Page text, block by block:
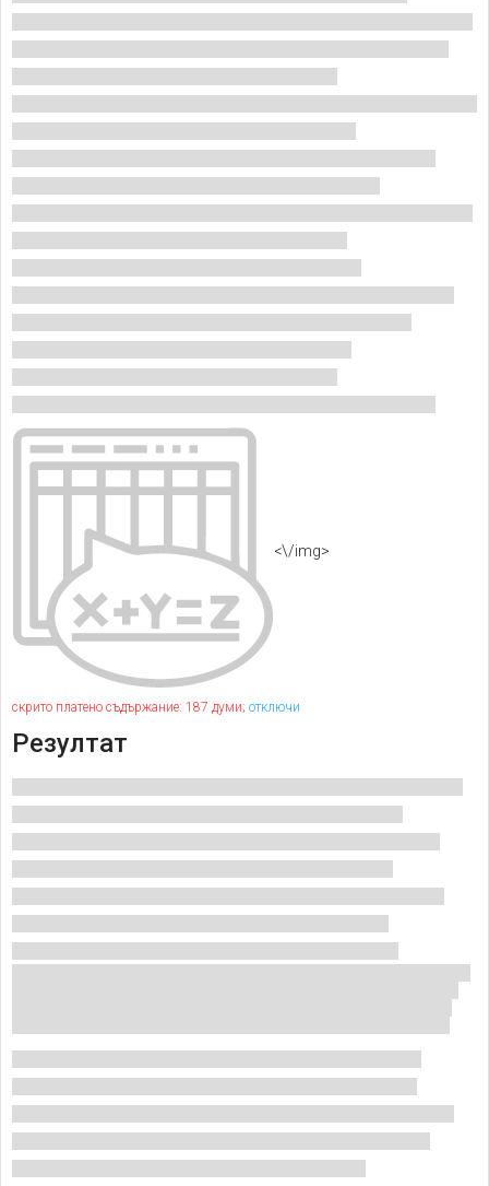
<\/img>
скрито платено съдържание: 187 думи; отключи
Резултат